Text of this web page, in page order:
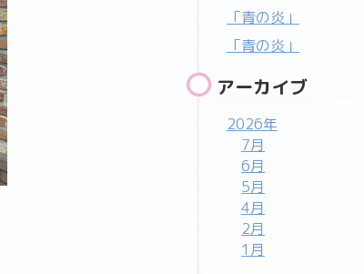
「青の炎」
「青の炎」
アーカイブ
2026年
7月
6月
5月
4月
2月
1月